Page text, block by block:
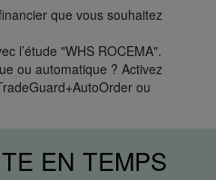
que vous souhaitez
l’étude "WHS ROCEMA".
ou automatique ? Activez
ou
EN TEMPS